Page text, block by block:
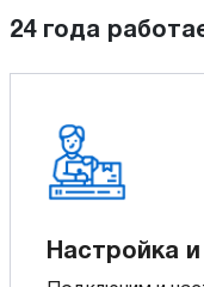
24 года
Настройка